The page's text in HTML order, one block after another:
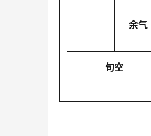
余气
旬空